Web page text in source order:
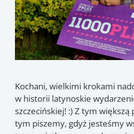
Kochani, wielkimi krokami
w historii latynoskie
szczecińskiej! :) Z tym
tym piszemy, gdyż jesteśmy